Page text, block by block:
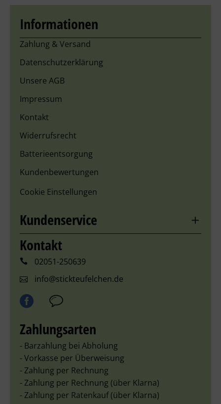
Informationen
Zahlung & Versand
Datenschutzerklärung
Unsere AGB
Impressum
Kontakt
Widerrufsrecht
Batterieentsorgung
Kundenbewertungen
Cookie Einstellungen
Kundenservice
Kontakt
02051-250639
info@stickteufelchen.de
Zahlungsarten
- Barzahlung bei Abholung
- Vorkasse per Überweisung
- Zahlung per Rechnung
- Zahlung per Rechnung (über Klarna)
- Zahlung per Ratenkauf (über Klarna)